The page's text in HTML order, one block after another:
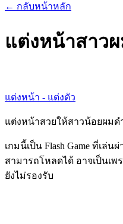
← กลับหน้าหลัก
แต่งหน้าสาว
แต่งหน้า - แต่งตัว
แต่งหน้าสวยให้สาวน้อยผมด
เกมนี้เป็น Flash Game ที่เล่นผ่
สามารถโหลดได้ อาจเป็นเพ
ยังไม่รองรับ